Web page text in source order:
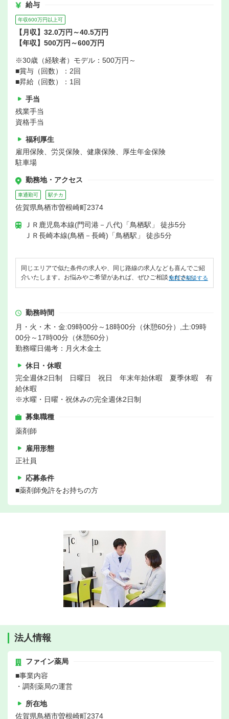
給与
年収600万円以上可
【月収】32.0万円～40.5万円
【年収】500万円～600万円
※30歳（経験者）モデル：500万円～
■賞与（回数）：2回
■昇給（回数）：1回
手当
残業手当
資格手当
福利厚生
雇用保険、労災保険、健康保険、厚生年金保険
駐車場
勤務地・アクセス
車通勤可 駅チカ
佐賀県鳥栖市曽根崎町2374
ＪＲ鹿児島本線(門司港－八代)「鳥栖駅」 徒歩5分
ＪＲ長崎本線(鳥栖－長崎)「鳥栖駅」 徒歩5分
同じエリアで似た条件の求人や、同じ路線の求人なども喜んでご紹
介いたします。お悩みやご希望があれば、ぜひご相談ください。
無料で相談する
勤務時間
月・火・木・金:09時00分～18時00分（休憩60分）,土:09時
00分～17時00分（休憩60分）
勤務曜日備考：月火木金土
休日・休暇
完全週休2日制 日曜日 祝日 年末年始休暇 夏季休暇 有
給休暇
※水曜・日曜・祝休みの完全週休2日制
募集職種
薬剤師
雇用形態
正社員
応募条件
■薬剤師免許をお持ちの方
法人情報
ファイン薬局
■事業内容
・調剤薬局の運営
所在地
佐賀県鳥栖市曽根崎町2374